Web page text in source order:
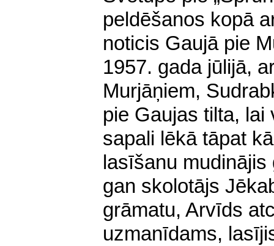
peldēšanos kopā
noticis Gaujā pie
1957. gada jūlijā,
Murjāņiem,
pie Gaujas tilta,
sapali lēkā tāpat
lasīšanu
gan skolotājs
grāmatu, Arvīds
uzmanīdams,